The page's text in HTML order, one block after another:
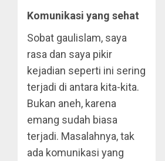
Komunikasi yang sehat
Sobat gaulislam, saya
rasa dan saya pikir
kejadian seperti ini sering
terjadi di antara kita-kita.
Bukan aneh, karena
emang sudah biasa
terjadi. Masalahnya, tak
ada komunikasi yang